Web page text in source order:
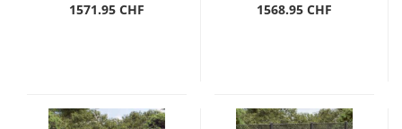
1571.95 CHF
1568.95 CHF